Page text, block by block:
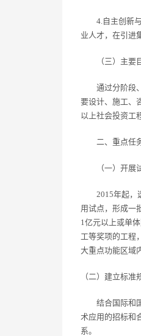
4.自主创新与
业人才，在引进
（三）主要
通过分阶段、
要设计、施工、
以上社会投资工
二、重点任
（一）开展试
2015年起，选
用试点，形成一
1亿元以上或单
工等奖项的工程
大重点功能区域
（二）建立标准
结合国际和国
术应用的招标和
系。